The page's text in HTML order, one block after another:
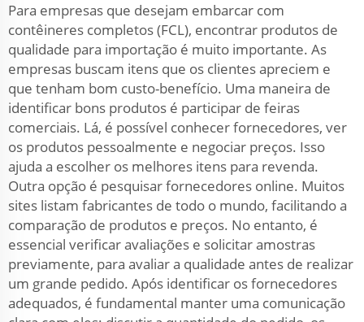
Para empresas que desejam embarcar com
contêineres completos (FCL), encontrar produtos de
qualidade para importação é muito importante. As
empresas buscam itens que os clientes apreciem e
que tenham bom custo-benefício. Uma maneira de
identificar bons produtos é participar de feiras
comerciais. Lá, é possível conhecer fornecedores, ver
os produtos pessoalmente e negociar preços. Isso
ajuda a escolher os melhores itens para revenda.
Outra opção é pesquisar fornecedores online. Muitos
sites listam fabricantes de todo o mundo, facilitando a
comparação de produtos e preços. No entanto, é
essencial verificar avaliações e solicitar amostras
previamente, para avaliar a qualidade antes de realizar
um grande pedido. Após identificar os fornecedores
adequados, é fundamental manter uma comunicação